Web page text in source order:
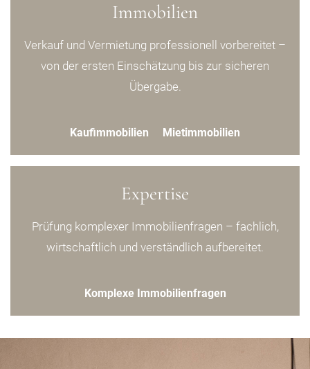
Immobilien
Verkauf und Vermietung professionell vorbereitet –
von der ersten Einschätzung bis zur sicheren
Übergabe.
Kaufimmobilien Mietimmobilien
Expertise
Prüfung komplexer Immobilienfragen – fachlich,
wirtschaftlich und verständlich aufbereitet.
Komplexe Immobilienfragen